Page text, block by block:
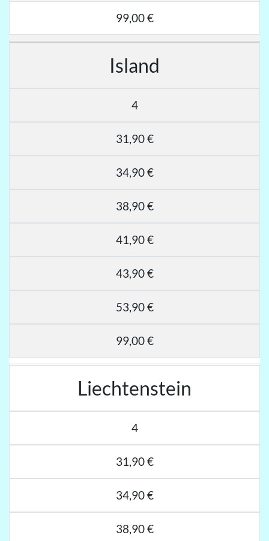
99,00 €
Island
4
31,90 €
34,90 €
38,90 €
41,90 €
43,90 €
53,90 €
99,00 €
Liechtenstein
4
31,90 €
34,90 €
38,90 €